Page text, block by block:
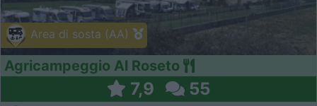
Area di sosta (AA)
Agricampeggio Al Roseto
7,9 55